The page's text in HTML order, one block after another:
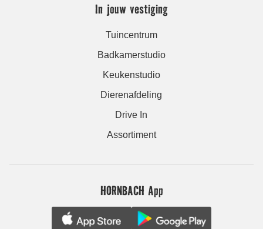
In jouw vestiging
Tuincentrum
Badkamerstudio
Keukenstudio
Dierenafdeling
Drive In
Assortiment
HORNBACH App